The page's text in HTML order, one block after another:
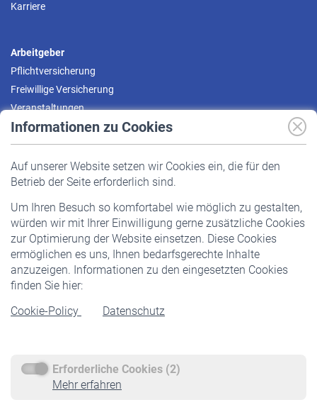
Informationen zu Cookies
Auf unserer Website setzen wir Cookies ein, die für den
Betrieb der Seite erforderlich sind.
Um Ihren Besuch so komfortabel wie möglich zu gestalten,
würden wir mit Ihrer Einwilligung gerne zusätzliche Cookies
zur Optimierung der Website einsetzen. Diese Cookies
ermöglichen es uns, Ihnen bedarfsgerechte Inhalte
anzuzeigen. Informationen zu den eingesetzten Cookies
finden Sie hier:
Cookie-Policy
Datenschutz
Erforderliche Cookies (2)
Mehr erfahren
Karriere
Arbeitgeber
Pflichtversicherung
Freiwillige Versicherung
Veranstaltungen
Pflichtversicherung
Staatliche Förderung
Veranstaltungen
Rentner
Rentenbeginn
Rente beantragen
Service
Informationen